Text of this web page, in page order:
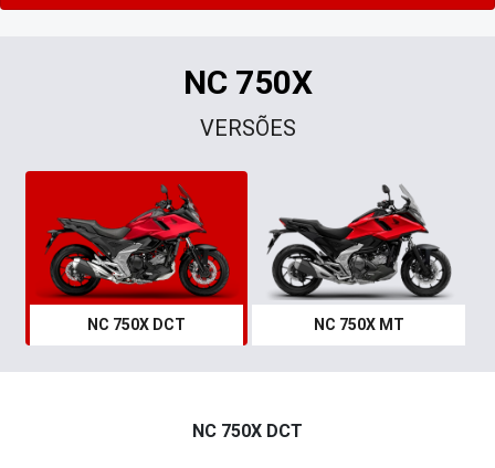
NC 750X
VERSÕES
NC 750X DCT NC 750X MT
NC 750X DCT